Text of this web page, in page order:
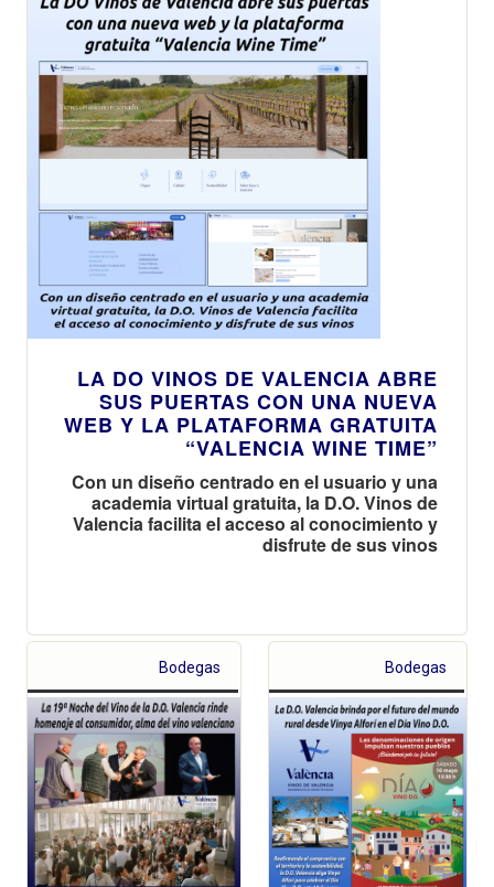
LA DO VINOS DE VALENCIA ABRE
SUS PUERTAS CON UNA NUEVA
WEB Y LA PLATAFORMA GRATUITA
“VALENCIA WINE TIME”
Con un diseño centrado en el usuario y una
academia virtual gratuita, la D.O. Vinos de
Valencia facilita el acceso al conocimiento y
disfrute de sus vinos
Bodegas Bodegas